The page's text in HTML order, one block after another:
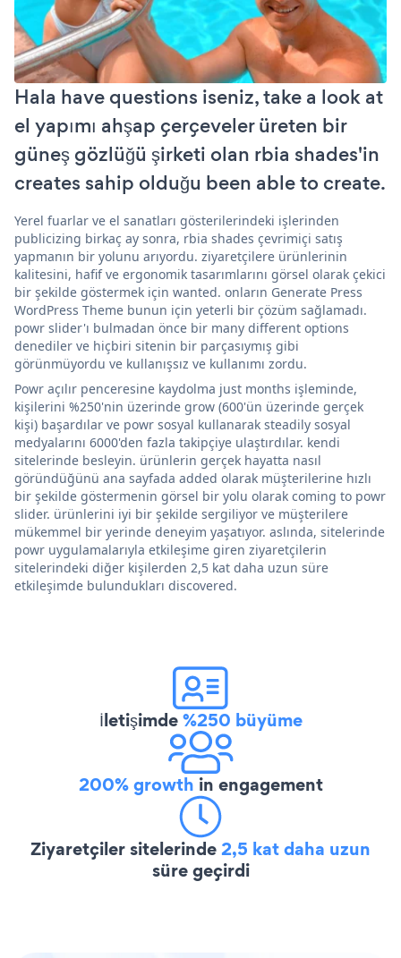
Hala have questions iseniz, take a look at
el yapımı ahşap çerçeveler üreten bir
güneş gözlüğü şirketi olan rbia shades'in
creates sahip olduğu been able to create.
Yerel fuarlar ve el sanatları gösterilerindeki işlerinden
publicizing birkaç ay sonra, rbia shades çevrimiçi satış
yapmanın bir yolunu arıyordu. ziyaretçilere ürünlerinin
kalitesini, hafif ve ergonomik tasarımlarını görsel olarak çekici
bir şekilde göstermek için wanted. onların Generate Press
WordPress Theme bunun için yeterli bir çözüm sağlamadı.
powr slider'ı bulmadan önce bir many different options
denediler ve hiçbiri sitenin bir parçasıymış gibi
görünmüyordu ve kullanışsız ve kullanımı zordu.
Powr açılır penceresine kaydolma just months işleminde,
kişilerini %250'nin üzerinde grow (600'ün üzerinde gerçek
kişi) başardılar ve powr sosyal kullanarak steadily sosyal
medyalarını 6000'den fazla takipçiye ulaştırdılar. kendi
sitelerinde besleyin. ürünlerin gerçek hayatta nasıl
göründüğünü ana sayfada added olarak müşterilerine hızlı
bir şekilde göstermenin görsel bir yolu olarak coming to powr
slider. ürünlerini iyi bir şekilde sergiliyor ve müşterilere
mükemmel bir yerinde deneyim yaşatıyor. aslında, sitelerinde
powr uygulamalarıyla etkileşime giren ziyaretçilerin
sitelerindeki diğer kişilerden 2,5 kat daha uzun süre
etkileşimde bulundukları discovered.
İletişimde%250 büyüme
200% growth in engagement
Ziyaretçiler sitelerinde2,5 kat daha uzun
süre geçirdi